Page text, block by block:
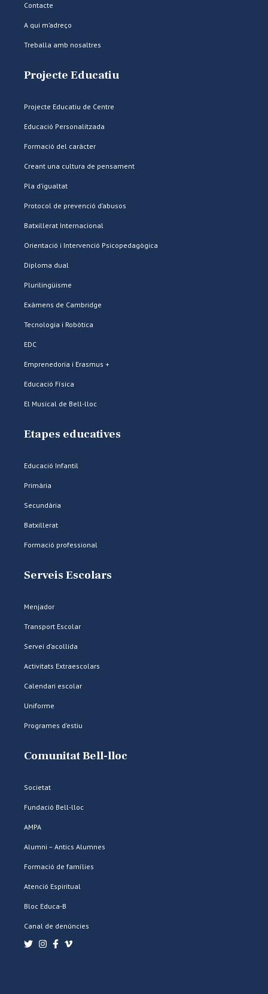
Contacte
A qui m’adreço
Treballa amb nosaltres
Projecte Educatiu
Projecte Educatiu de Centre
Educació Personalitzada
Formació del caràcter
Creant una cultura de pensament
Pla d’igualtat
Protocol de prevenció d’abusos
Batxillerat Internacional
Orientació i Intervenció Psicopedagògica
Diploma dual
Plurilingüisme
Exàmens de Cambridge
Tecnologia i Robòtica
EDC
Emprenedoria i Erasmus +
Educació Física
El Musical de Bell-lloc
Etapes educatives
Educació Infantil
Primària
Secundària
Batxillerat
Formació professional
Serveis Escolars
Menjador
Transport Escolar
Servei d’acollida
Activitats Extraescolars
Calendari escolar
Uniforme
Programes d’estiu
Comunitat Bell-lloc
Societat
Fundació Bell-lloc
AMPA
Alumni – Antics Alumnes
Formació de famílies
Atenció Espiritual
Bloc Educa-B
Canal de denúncies